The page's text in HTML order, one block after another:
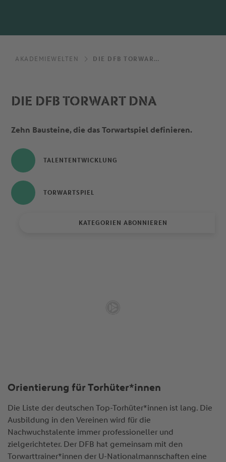
AKADEMIEWELTEN DIE DFB TORWART DNA
DIE DFB TORWART DNA
Zehn Bausteine, die das Torwartspiel definieren.
TALENTENTWICKLUNG
TORWARTSPIEL
KATEGORIEN ABONNIEREN
Orientierung für Torhüter*innen
Die Liste der deutschen Top-Torhüter*innen ist lang. Die
Ausbildung in den Vereinen wird für die
Nachwuchstalente immer professioneller und
zielgerichteter. Der DFB hat gemeinsam mit den
Torwarttrainer*innen der U-Nationalmannschaften eine